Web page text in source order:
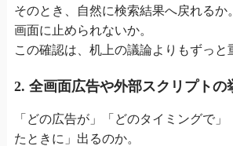
そのとき、自然に検索結果へ戻れるか
画面に止められないか。
この確認は、机上の議論よりもずっと
2. 全画面広告や外部スクリプトの
「どの広告が」「どのタイミングで」
たときに」出るのか。